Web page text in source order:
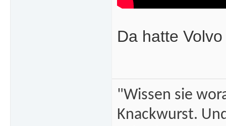
Da hatte
"Wissen sie
Knackwurst.